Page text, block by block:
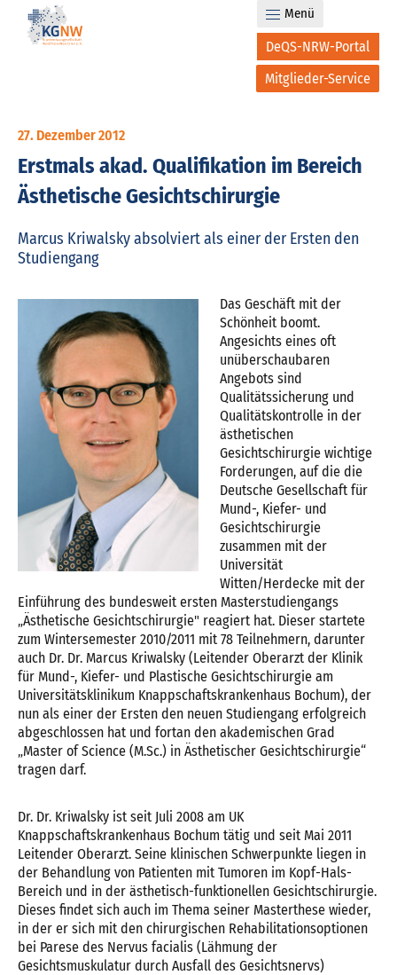
DeQS-NRW-Portal
Mitglieder-Service
Menü
27. Dezember 2012
Erstmals akad. Qualifikation im Bereich
Ästhetische Gesichtschirurgie
Marcus Kriwalsky absolviert als einer der Ersten den
Studiengang
Das Geschäft mit der
Schönheit boomt.
Angesichts eines oft
unüberschaubaren
Angebots sind
Qualitätssicherung und
Qualitätskontrolle in der
ästhetischen
Gesichtschirurgie wichtige
Forderungen, auf die die
Deutsche Gesellschaft für
Mund-, Kiefer- und
Gesichtschirurgie
zusammen mit der
Universität
Witten/Herdecke mit der
Einführung des bundesweit ersten Masterstudiengangs
„Ästhetische Gesichtschirurgie" reagiert hat. Dieser startete
zum Wintersemester 2010/2011 mit 78 Teilnehmern, darunter
auch Dr. Dr. Marcus Kriwalsky (Leitender Oberarzt der Klinik
für Mund-, Kiefer- und Plastische Gesichtschirurgie am
Universitätsklinikum Knappschaftskrankenhaus Bochum), der
nun als einer der Ersten den neuen Studiengang erfolgreich
abgeschlossen hat und fortan den akademischen Grad
„Master of Science (M.Sc.) in Ästhetischer Gesichtschirurgie“
tragen darf.
Dr. Dr. Kriwalsky ist seit Juli 2008 am UK
Knappschaftskrankenhaus Bochum tätig und seit Mai 2011
Leitender Oberarzt. Seine klinischen Schwerpunkte liegen in
der Behandlung von Patienten mit Tumoren im Kopf-Hals-
Bereich und in der ästhetisch-funktionellen Gesichtschirurgie.
Dieses findet sich auch im Thema seiner Masterthese wieder,
in der er sich mit den chirurgischen Rehabilitationsoptionen
bei Parese des Nervus facialis (Lähmung der
Gesichtsmuskulatur durch Ausfall des Gesichtsnervs)